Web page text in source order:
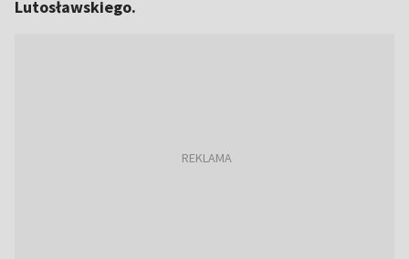
Lutosławskiego.